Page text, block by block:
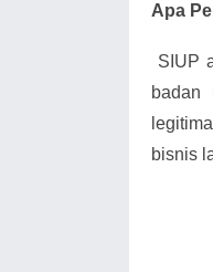
Apa
SIUP
badan
bisnis